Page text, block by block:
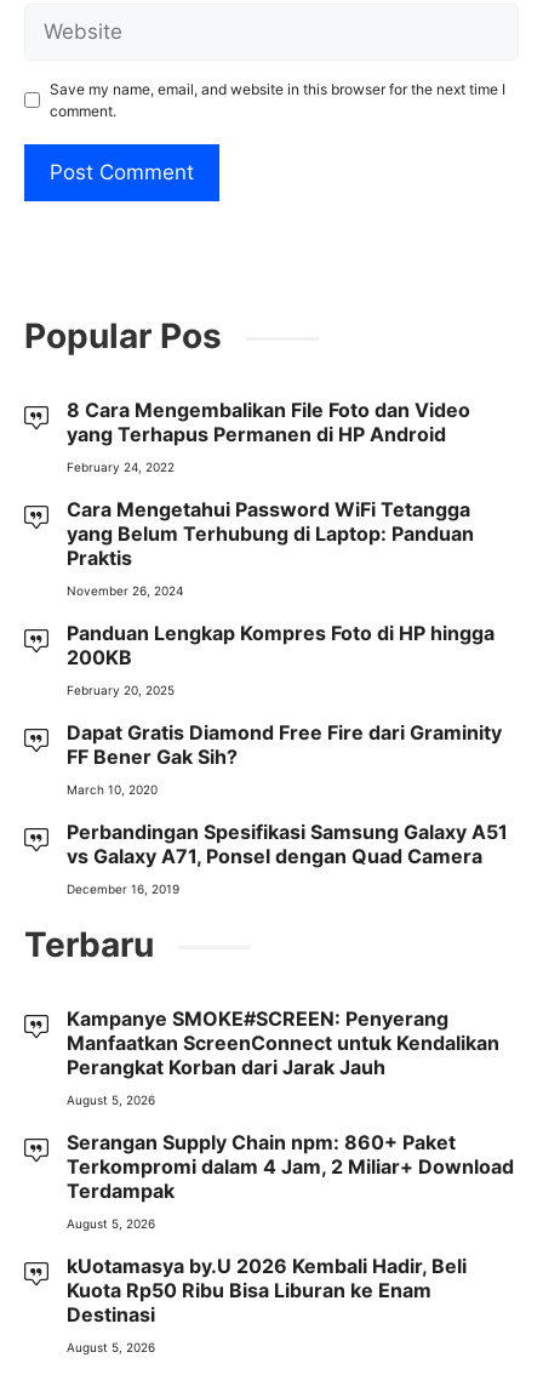
Save my name, email, and website in this browser for the next time I
comment.
Popular Pos
8 Cara Mengembalikan File Foto dan Video
yang Terhapus Permanen di HP Android
February 24, 2022
Cara Mengetahui Password WiFi Tetangga
yang Belum Terhubung di Laptop: Panduan
Praktis
November 26, 2024
Panduan Lengkap Kompres Foto di HP hingga
200KB
February 20, 2025
Dapat Gratis Diamond Free Fire dari Graminity
FF Bener Gak Sih?
March 10, 2020
Perbandingan Spesifikasi Samsung Galaxy A51
vs Galaxy A71, Ponsel dengan Quad Camera
December 16, 2019
Terbaru
Kampanye SMOKE#SCREEN: Penyerang
Manfaatkan ScreenConnect untuk Kendalikan
Perangkat Korban dari Jarak Jauh
August 5, 2026
Serangan Supply Chain npm: 860+ Paket
Terkompromi dalam 4 Jam, 2 Miliar+ Download
Terdampak
August 5, 2026
kUotamasya by.U 2026 Kembali Hadir, Beli
Kuota Rp50 Ribu Bisa Liburan ke Enam
Destinasi
August 5, 2026